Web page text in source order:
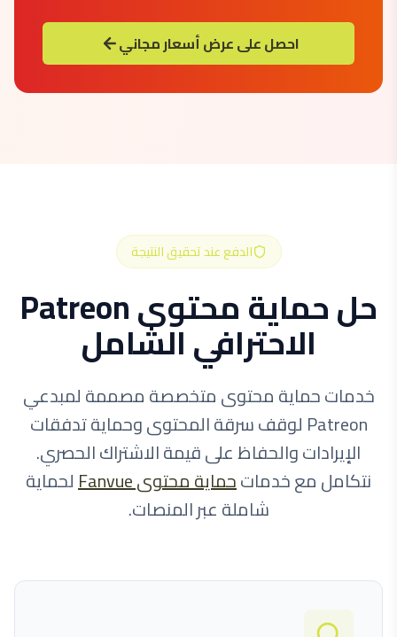
احصل على عرض أسعار مجاني
الدفع عند تحقيق النتيجة
حل حماية محتوى Patreon
الاحترافي الشامل
خدمات حماية محتوى متخصصة مصممة لمبدعي
Patreon لوقف سرقة المحتوى وحماية تدفقات
الإيرادات والحفاظ على قيمة الاشتراك الحصري.
نتكامل مع خدماتحماية محتوى Fanvue
لحماية
شاملة عبر المنصات.